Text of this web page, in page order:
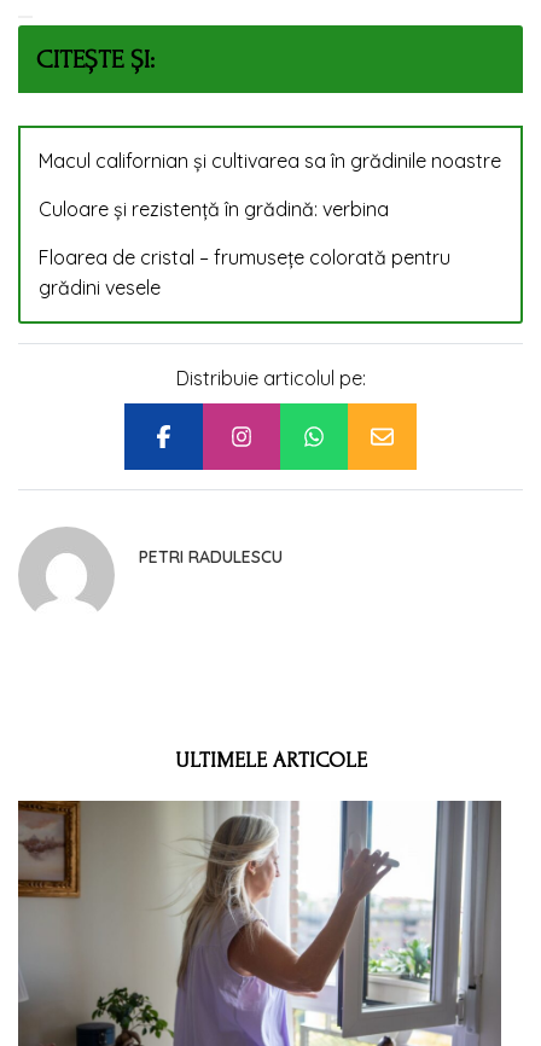
CITEȘTE ȘI:
Macul californian și cultivarea sa în grădinile noastre
Culoare și rezistență în grădină: verbina
Floarea de cristal – frumusețe colorată pentru
grădini vesele
Distribuie articolul pe:
PETRI RADULESCU
ULTIMELE ARTICOLE